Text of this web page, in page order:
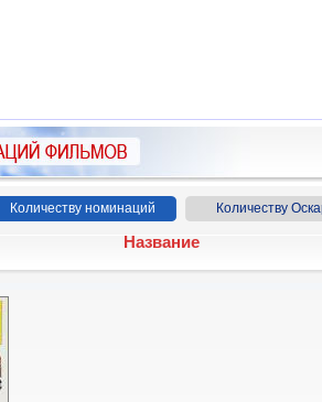
Количеству номинаций Количеству
Название